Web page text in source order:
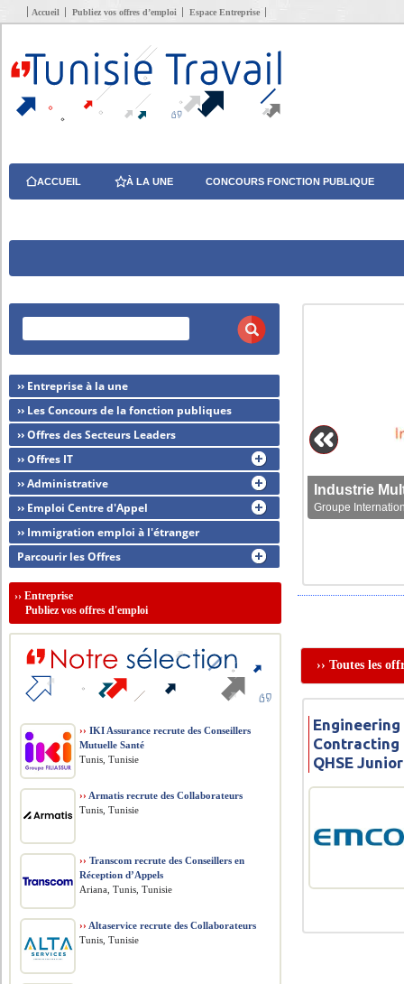
Accueil Publiez vos offres d’emploi Espace Entreprise
ACCUEIL À LA UNE CONCOURS FONCTION PUBLIQUE
Groupe
›› Toutes les
Contracting
QHSE Junior
›› Entreprise à la une
›› Les Concours de la fonction publiques
›› Offres des Secteurs Leaders
›› Offres IT
›› Administrative
›› Emploi Centre d'Appel
›› Immigration emploi à l'étranger
Parcourir les Offres
››Entreprise
Publiez vos offres d'emploi
›› IKI Assurance recrute des Conseillers
Mutuelle Santé
Tunis, Tunisie
›› Armatis recrute des Collaborateurs
Tunis, Tunisie
›› Transcom recrute des Conseillers en
Réception d’Appels
Ariana, Tunis, Tunisie
›› Altaservice recrute des Collaborateurs
Tunis, Tunisie